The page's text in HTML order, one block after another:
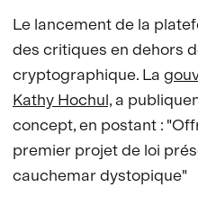
Le lancement de la
des critiques en dehors
cryptographique. La
Kathy Hochul,a
concept, en postant :
premier projet de loi
cauchemar dystopique"